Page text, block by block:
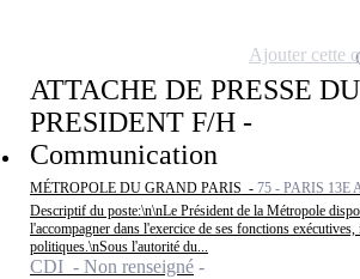
ATTACHE DE PRESSE DU
PRESIDENT F/H -
Communication
MÉTROPOLE DU GRAND PARIS - 75 - PARIS 13E
Descriptif du poste:\n\nLe Président de la Métropole
l'accompagner dans l'exercice de ses fonctions
politiques.\nSous l'autorité du...
CDI - Non renseigné
Ajouter cette